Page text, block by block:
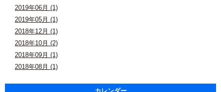
2019年06月 (1)
2019年05月 (1)
2018年12月 (1)
2018年10月 (2)
2018年09月 (1)
2018年08月 (1)